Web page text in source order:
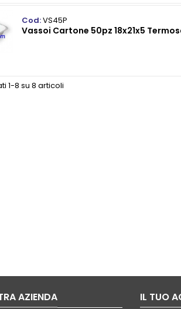
Cod:VS45P
Vassoi Cartone 50pz 18x21x5
1-8 su 8 articoli
AZIENDA IL TUO